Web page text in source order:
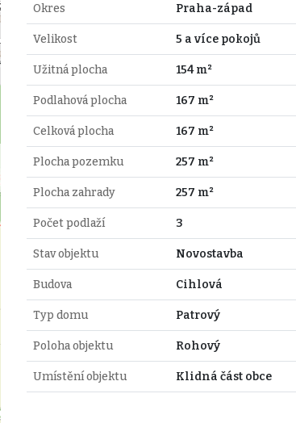
Okres Praha-západ
Velikost 5 a více pokojů
Užitná plocha 154 m²
Podlahová plocha 167 m²
Celková plocha 167 m²
Plocha pozemku 257 m²
Plocha zahrady 257 m²
Počet podlaží 3
Stav objektu Novostavba
Budova Cihlová
Typ domu Patrový
Poloha objektu Rohový
Umístění objektu Klidná část obce